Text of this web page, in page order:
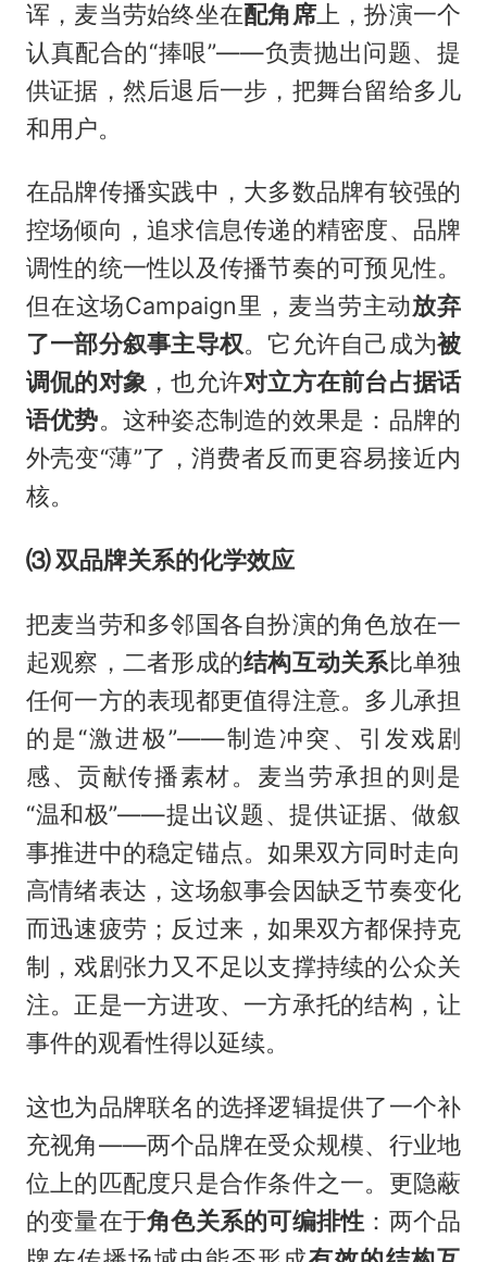
诨，麦当劳始终坐在配角席上，扮演一个
认真配合的“捧哏”——负责抛出问题、提
供证据，然后退后一步，把舞台留给多儿
和用户。
在品牌传播实践中，大多数品牌有较强的
控场倾向，追求信息传递的精密度、品牌
调性的统一性以及传播节奏的可预见性。
但在这场Campaign里，麦当劳主动放弃
了一部分叙事主导权。它允许自己成为被
调侃的对象 ，也允许对立方在前台占据话
语优势。这种姿态制造的效果是：品牌的
外壳变“薄”了，消费者反而更容易接近内
核。
⑶ 双品牌关系的化学效应
把麦当劳和多邻国各自扮演的角色放在一
起观察，二者形成的结构互动关系比单独
任何一方的表现都更值得注意。多儿承担
的是“激进极”——制造冲突、引发戏剧
感、贡献传播素材。麦当劳承担的则是
“温和极”——提出议题、提供证据、做叙
事推进中的稳定锚点。如果双方同时走向
高情绪表达，这场叙事会因缺乏节奏变化
而迅速疲劳；反过来，如果双方都保持克
制，戏剧张力又不足以支撑持续的公众关
注。正是一方进攻、一方承托的结构，让
事件的观看性得以延续。
这也为品牌联名的选择逻辑提供了一个补
充视角——两个品牌在受众规模、行业地
位上的匹配度只是合作条件之一。更隐蔽
的变量在于角色关系的可编排性 ：两个品